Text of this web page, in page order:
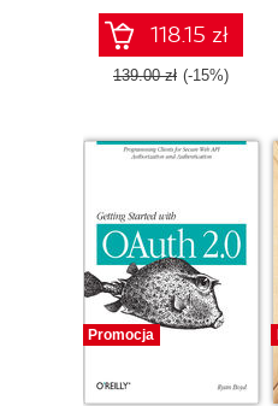
118.15 zł
139.00 zł (-15%)
Promocja